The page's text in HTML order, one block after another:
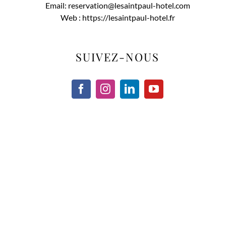
Email: reservation@lesaintpaul-hotel.com
Web : https://lesaintpaul-hotel.fr
SUIVEZ-NOUS